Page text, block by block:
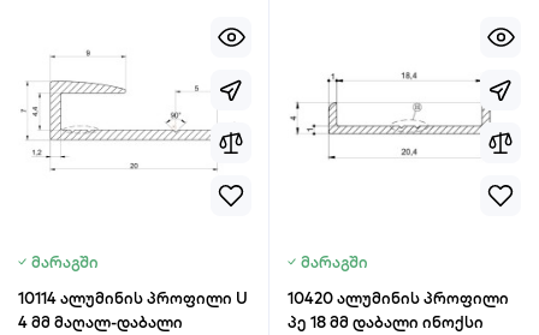
მარაგში
10114 ალუმინის პროფილი U
4 მმ მაღალ-დაბალი
მარაგში
10420 ალუმინის პროფილი
პე 18 მმ დაბალი ინოქსი